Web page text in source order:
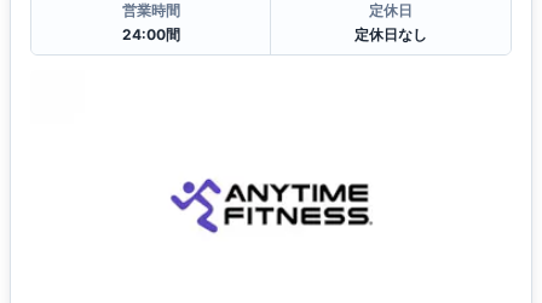
営業時間
24:00間
定休日
定休日なし